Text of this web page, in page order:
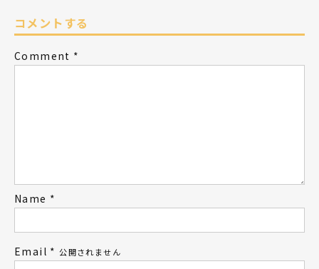
コメントする
Comment *
Name *
Email * 公開されません